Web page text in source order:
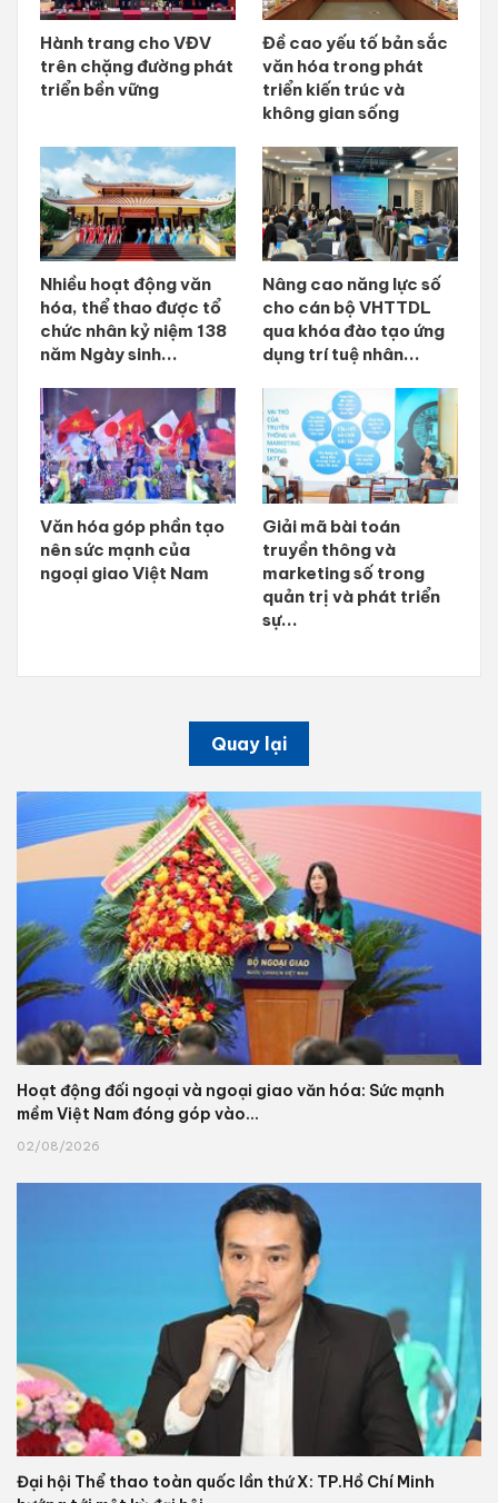
Hành trang cho VĐV
trên chặng đường phát
triển bền vững
Đề cao yếu tố bản sắc
văn hóa trong phát
triển kiến trúc và
không gian sống
Nhiều hoạt động văn
hóa, thể thao được tổ
chức nhân kỷ niệm 138
năm Ngày sinh...
Nâng cao năng lực số
cho cán bộ VHTTDL
qua khóa đào tạo ứng
dụng trí tuệ nhân...
Văn hóa góp phần tạo
nên sức mạnh của
ngoại giao Việt Nam
Giải mã bài toán
truyền thông và
marketing số trong
quản trị và phát triển
sự...
Quay lại
Hoạt động đối ngoại và ngoại giao văn hóa: Sức mạnh
mềm Việt Nam đóng góp vào...
02/08/2026
Đại hội Thể thao toàn quốc lần thứ X: TP.Hồ Chí Minh